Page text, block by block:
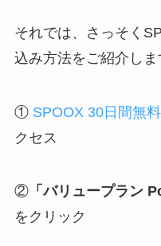
それでは、さっそく
込み方法をご紹介しま
① SPOOX 30日間無
クセス
②「バリュープラン
をクリック